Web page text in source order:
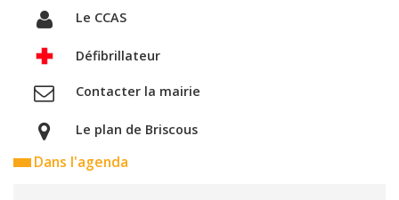
Le CCAS
Défibrillateur
Contacter la mairie
Le plan de Briscous
Dans l'agenda